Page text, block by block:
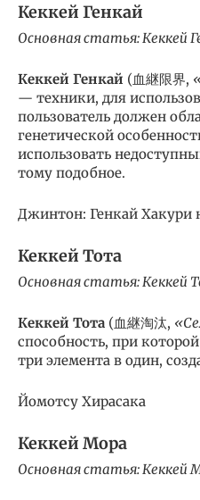
Кеккей Генкай
Основная статья: Кеккей
Кеккей Генкай (血継限界,
— техники, для
пользователь должен
генетической
использовать
тому подобное.
Джинтон: Генкай Хакури
Кеккей Тота
Основная статья: Кеккей
Кеккей Тота (血継淘汰,
способность, при
три элемента в один,
Йомотсу Хирасака
Кеккей Мора
Основная статья: Кеккей